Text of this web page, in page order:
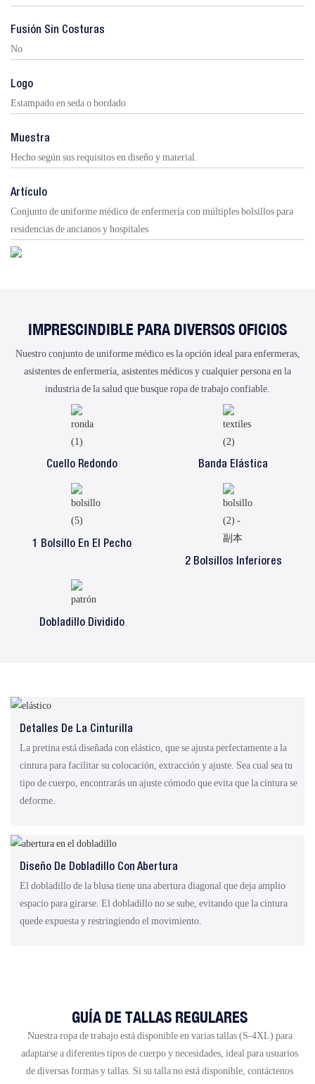
Fusión Sin Costuras
No
Logo
Estampado en seda o bordado
Muestra
Hecho según sus requisitos en diseño y material.
Artículo
Conjunto de uniforme médico de enfermería con múltiples bolsillos para
residencias de ancianos y hospitales
IMPRESCINDIBLE PARA DIVERSOS OFICIOS
Nuestro conjunto de uniforme médico es la opción ideal para enfermeras,
asistentes de enfermería, asistentes médicos y cualquier persona en la
industria de la salud que busque ropa de trabajo confiable.
Cuello Redondo Banda Elástica
1 Bolsillo En El Pecho
2 Bolsillos Inferiores
Dobladillo Dividido
Detalles De La Cinturilla
La pretina está diseñada con elástico, que se ajusta perfectamente a la
cintura para facilitar su colocación, extracción y ajuste. Sea cual sea tu
tipo de cuerpo, encontrarás un ajuste cómodo que evita que la cintura se
deforme.
Diseño De Dobladillo Con Abertura
El dobladillo de la blusa tiene una abertura diagonal que deja amplio
espacio para girarse. El dobladillo no se sube, evitando que la cintura
quede expuesta y restringiendo el movimiento.
GUÍA DE TALLAS REGULARES
Nuestra ropa de trabajo está disponible en varias tallas (S-4XL) para
adaptarse a diferentes tipos de cuerpo y necesidades, ideal para usuarios
de diversas formas y tallas. Si su talla no está disponible, contáctenos